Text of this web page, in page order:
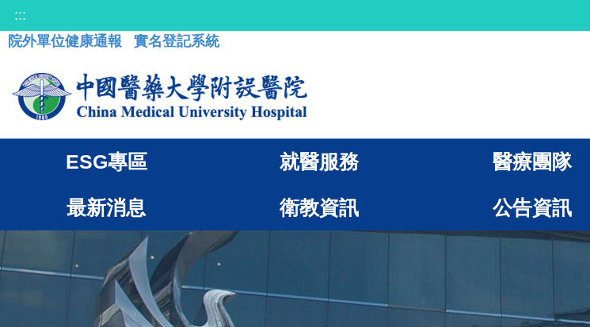
:::
院外單位健康通報
實名登記系統
ESG專區 就醫服務 醫療團隊
最新消息 衛教資訊 公告資訊